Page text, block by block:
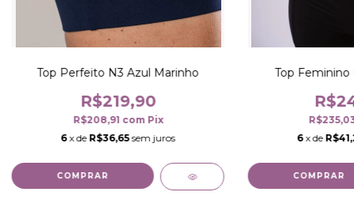
Top Perfeito N3 Azul Marinho
R$219,90
R$208,91 com Pix
6 x de R$36,65 sem juros
COMPRAR
Top
6 x de
COMPRAR